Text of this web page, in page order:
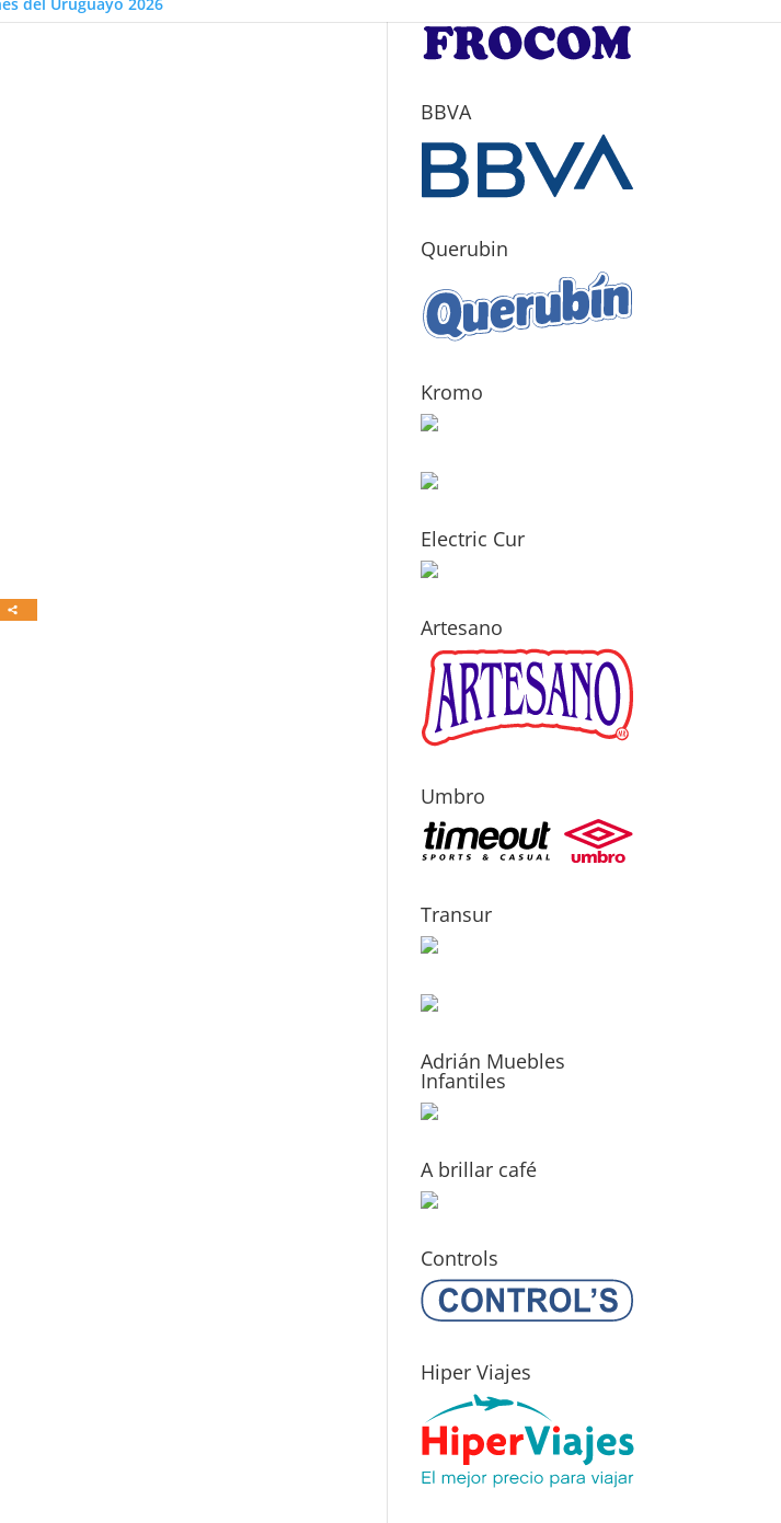
BBVA
Querubin
Kromo
Electric Cur
Artesano
Umbro
Transur
Adrián Muebles
Infantiles
A brillar café
Controls
Hiper Viajes